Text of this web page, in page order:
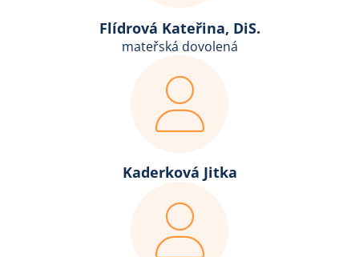
Flídrová Kateřina, DiS.
mateřská dovolená
Kaderková Jitka